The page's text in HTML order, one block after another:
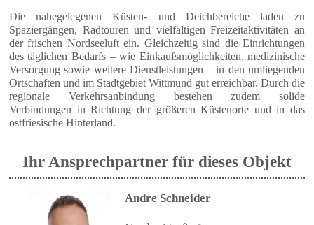
Die nahegelegenen Küsten- und Deichbereiche laden zu
Spaziergängen, Radtouren und vielfältigen Freizeitaktivitäten an
der frischen Nordseeluft ein. Gleichzeitig sind die Einrichtungen
des täglichen Bedarfs – wie Einkaufsmöglichkeiten, medizinische
Versorgung sowie weitere Dienstleistungen – in den umliegenden
Ortschaften und im Stadtgebiet Wittmund gut erreichbar. Durch die
regionale Verkehrsanbindung bestehen zudem solide
Verbindungen in Richtung der größeren Küstenorte und in das
ostfriesische Hinterland.
Ihr Ansprechpartner für dieses Objekt
Andre Schneider